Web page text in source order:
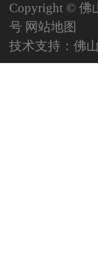
Copyright © 佛
号 网站地图
技术支持： 佛